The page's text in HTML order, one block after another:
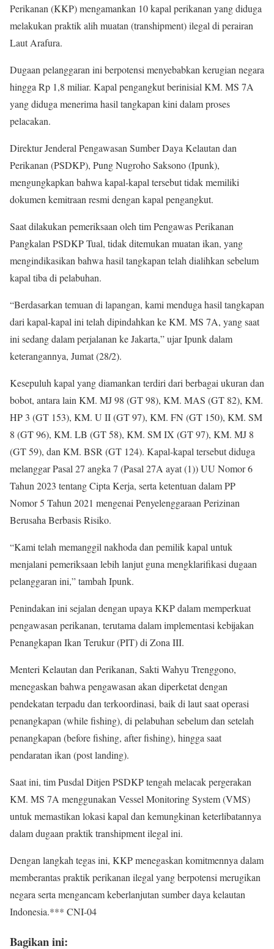
Perikanan (KKP) mengamankan 10 kapal perikanan yang diduga
melakukan praktik alih muatan (transhipment) ilegal di perairan
Laut Arafura.
Dugaan pelanggaran ini berpotensi menyebabkan kerugian negara
hingga Rp 1,8 miliar. Kapal pengangkut berinisial KM. MS 7A
yang diduga menerima hasil tangkapan kini dalam proses
pelacakan.
Direktur Jenderal Pengawasan Sumber Daya Kelautan dan
Perikanan (PSDKP), Pung Nugroho Saksono (Ipunk),
mengungkapkan bahwa kapal-kapal tersebut tidak memiliki
dokumen kemitraan resmi dengan kapal pengangkut.
Saat dilakukan pemeriksaan oleh tim Pengawas Perikanan
Pangkalan PSDKP Tual, tidak ditemukan muatan ikan, yang
mengindikasikan bahwa hasil tangkapan telah dialihkan sebelum
kapal tiba di pelabuhan.
“Berdasarkan temuan di lapangan, kami menduga hasil tangkapan
dari kapal-kapal ini telah dipindahkan ke KM. MS 7A, yang saat
ini sedang dalam perjalanan ke Jakarta,” ujar Ipunk dalam
keterangannya, Jumat (28/2).
Kesepuluh kapal yang diamankan terdiri dari berbagai ukuran dan
bobot, antara lain KM. MJ 98 (GT 98), KM. MAS (GT 82), KM.
HP 3 (GT 153), KM. U II (GT 97), KM. FN (GT 150), KM. SM
8 (GT 96), KM. LB (GT 58), KM. SM IX (GT 97), KM. MJ 8
(GT 59), dan KM. BSR (GT 124). Kapal-kapal tersebut diduga
melanggar Pasal 27 angka 7 (Pasal 27A ayat (1)) UU Nomor 6
Tahun 2023 tentang Cipta Kerja, serta ketentuan dalam PP
Nomor 5 Tahun 2021 mengenai Penyelenggaraan Perizinan
Berusaha Berbasis Risiko.
“Kami telah memanggil nakhoda dan pemilik kapal untuk
menjalani pemeriksaan lebih lanjut guna mengklarifikasi dugaan
pelanggaran ini,” tambah Ipunk.
Penindakan ini sejalan dengan upaya KKP dalam memperkuat
pengawasan perikanan, terutama dalam implementasi kebijakan
Penangkapan Ikan Terukur (PIT) di Zona III.
Menteri Kelautan dan Perikanan, Sakti Wahyu Trenggono,
menegaskan bahwa pengawasan akan diperketat dengan
pendekatan terpadu dan terkoordinasi, baik di laut saat operasi
penangkapan (while fishing), di pelabuhan sebelum dan setelah
penangkapan (before fishing, after fishing), hingga saat
pendaratan ikan (post landing).
Saat ini, tim Pusdal Ditjen PSDKP tengah melacak pergerakan
KM. MS 7A menggunakan Vessel Monitoring System (VMS)
untuk memastikan lokasi kapal dan kemungkinan keterlibatannya
dalam dugaan praktik transhipment ilegal ini.
Dengan langkah tegas ini, KKP menegaskan komitmennya dalam
memberantas praktik perikanan ilegal yang berpotensi merugikan
negara serta mengancam keberlanjutan sumber daya kelautan
Indonesia.*** CNI-04
Bagikan ini: